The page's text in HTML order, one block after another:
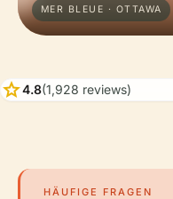
MER BLEUE · OTTAWA
star4.8(1,928 reviews)
HÄUFIGE FRAGEN